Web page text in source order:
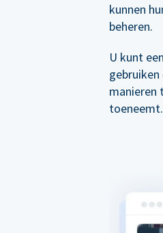
kunnen
beheren.
U kunt
manieren
toeneemt.